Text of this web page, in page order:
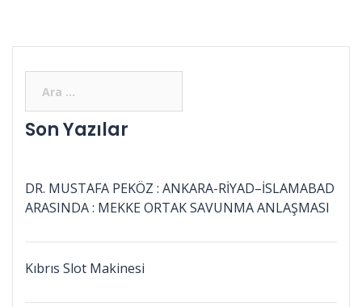
Son Yazılar
DR. MUSTAFA PEKÖZ : ANKARA-RİYAD–İSLAMABAD
ARASINDA : MEKKE ORTAK SAVUNMA ANLAŞMASI
Kıbrıs Slot Makinesi